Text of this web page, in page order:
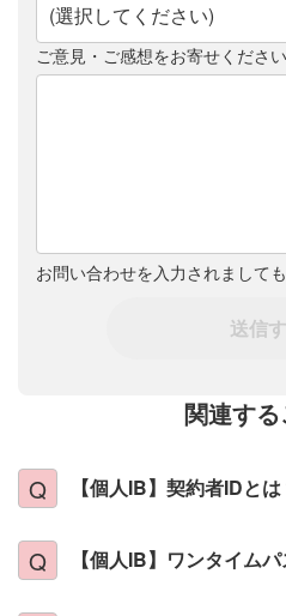
(選択してください)
ご意見・ご感想をお寄せください
お問い合わせを入力されまして
送信
関連す
【個人IB】契約者IDとは
【個人IB】ワンタイム